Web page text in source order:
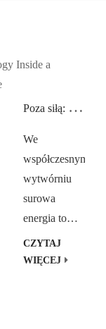
P
oza siłą: Zaawansowana technologia wewnątrz niestandardowej maszyny prasowej hydraulicznej Qiaolian
We
współczesnym
wytwórniu
surowa
energia to
tylko część
równania.
CZYTAJ
WIĘCEJ